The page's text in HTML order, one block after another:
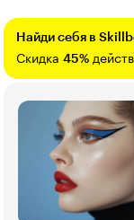
Найди себя в
Скидка 45%